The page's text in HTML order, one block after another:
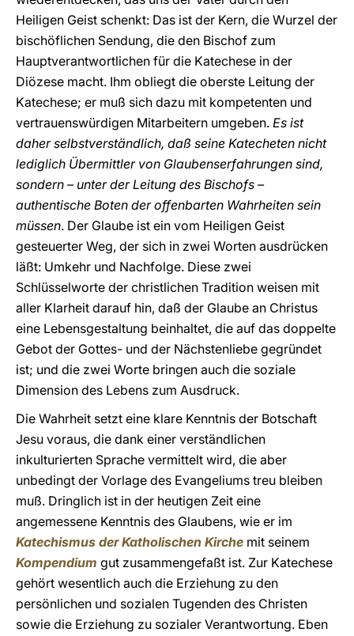
Heiligen Geist schenkt: Das ist der Kern, die Wurzel der
bischöflichen Sendung, die den Bischof zum
Hauptverantwortlichen für die Katechese in der
Diözese macht. Ihm obliegt die oberste Leitung der
Katechese; er muß sich dazu mit kompetenten und
vertrauenswürdigen Mitarbeitern umgeben. Es ist
daher selbstverständlich, daß seine Katecheten nicht
lediglich Übermittler von Glaubenserfahrungen sind,
sondern – unter der Leitung des Bischofs –
authentische Boten der offenbarten Wahrheiten sein
müssen. Der Glaube ist ein vom Heiligen Geist
gesteuerter Weg, der sich in zwei Worten ausdrücken
läßt: Umkehr und Nachfolge. Diese zwei
Schlüsselworte der christlichen Tradition weisen mit
aller Klarheit darauf hin, daß der Glaube an Christus
eine Lebensgestaltung beinhaltet, die auf das doppelte
Gebot der Gottes- und der Nächstenliebe gegründet
ist; und die zwei Worte bringen auch die soziale
Dimension des Lebens zum Ausdruck.
Die Wahrheit setzt eine klare Kenntnis der Botschaft
Jesu voraus, die dank einer verständlichen
inkulturierten Sprache vermittelt wird, die aber
unbedingt der Vorlage des Evangeliums treu bleiben
muß. Dringlich ist in der heutigen Zeit eine
angemessene Kenntnis des Glaubens, wie er im
Katechismus der Katholischen Kirche mit seinem
Kompendium gut zusammengefaßt ist. Zur Katechese
gehört wesentlich auch die Erziehung zu den
persönlichen und sozialen Tugenden des Christen
sowie die Erziehung zu sozialer Verantwortung. Eben